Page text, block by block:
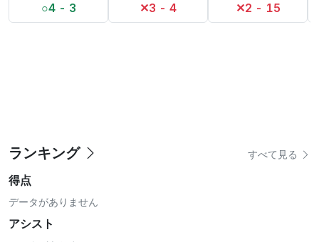
○4 - 3 ✕3 - 4 ✕2 - 15
ランキング すべて見る
得点
データがありません
アシスト